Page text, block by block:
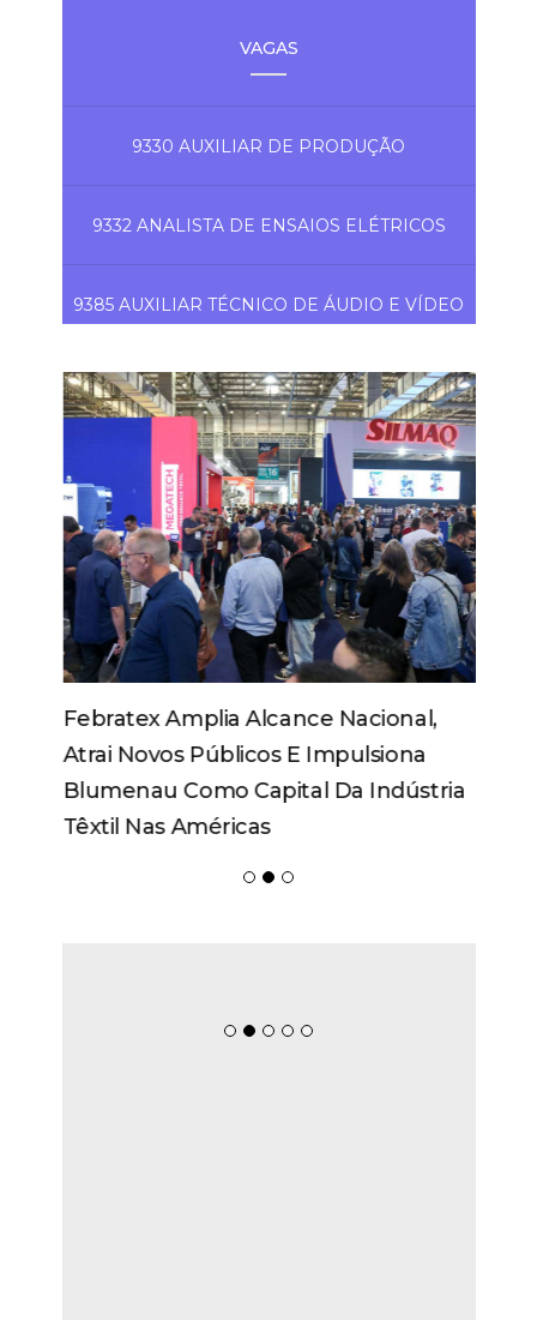
VAGAS
9330 AUXILIAR DE PRODUÇÃO
9332 ANALISTA DE ENSAIOS ELÉTRICOS
9385 AUXILIAR TÉCNICO DE ÁUDIO E VÍDEO
Febratex Amplia Alcance Nacional,
Atrai Novos Públicos E Impulsiona
Blumenau Como Capital Da Indústria
Têxtil Nas Américas